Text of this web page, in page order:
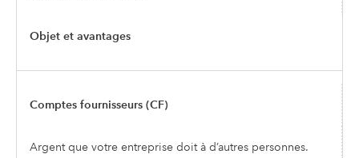
Objet et avantages
Comptes fournisseurs (CF)
Argent que votre entreprise doit à d’autres personnes.